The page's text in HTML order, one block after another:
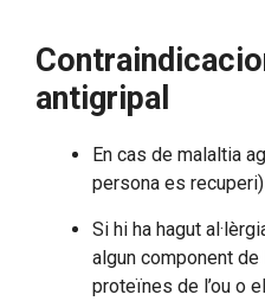
antigripal
En cas de malaltia
persona es recuperi)
Si hi ha hagut
algun component de
proteïnes de l’ou o